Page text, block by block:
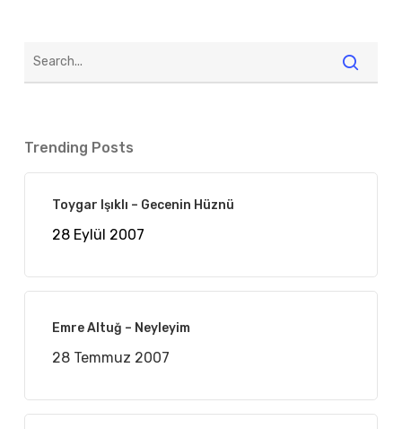
Trending Posts
Toygar Işıklı – Gecenin Hüznü
28 Eylül 2007
Emre Altuğ – Neyleyim
28 Temmuz 2007